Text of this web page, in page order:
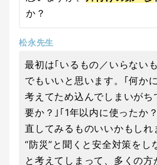
か？
松永先生
最初は｢いるもの／いらない
でもいいと思います。｢何か
考えてため込んでしまいがち
要か？｣｢1年以内に使ったか
直してみるものいいかもしれ
“防災”と聞くと安全対策をし
と考えてしまって、多くの方